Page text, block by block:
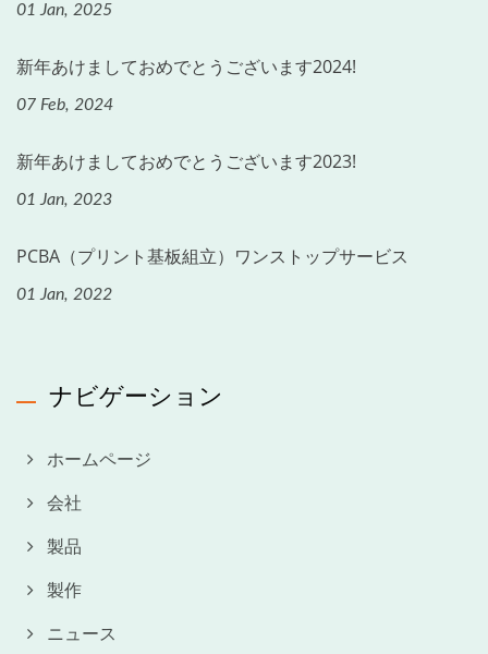
01 Jan, 2025
新年あけましておめでとうございます2024!
07 Feb, 2024
新年あけましておめでとうございます2023!
01 Jan, 2023
PCBA（プリント基板組立）ワンストップサービス
01 Jan, 2022
ナビゲーション
ホームページ
会社
製品
製作
ニュース